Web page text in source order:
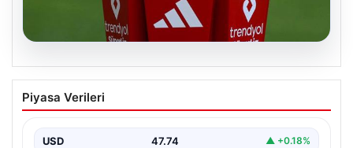
2026-27 Süper Lig Sezonunun İkinci ve
Üçüncü Haftalarının Programı Belirlendi
sezonu için heyecanlandıran gelişmeler yaşandı.…
Piyasa Verileri
USD 47.74 ▲ +0.18%